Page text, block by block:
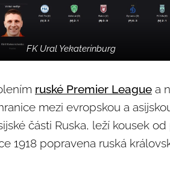
FK Ural Yekaterinburg
ruské Premier League a
mezi evropskou a
části Ruska, leží kousek
1918 popravena ruská